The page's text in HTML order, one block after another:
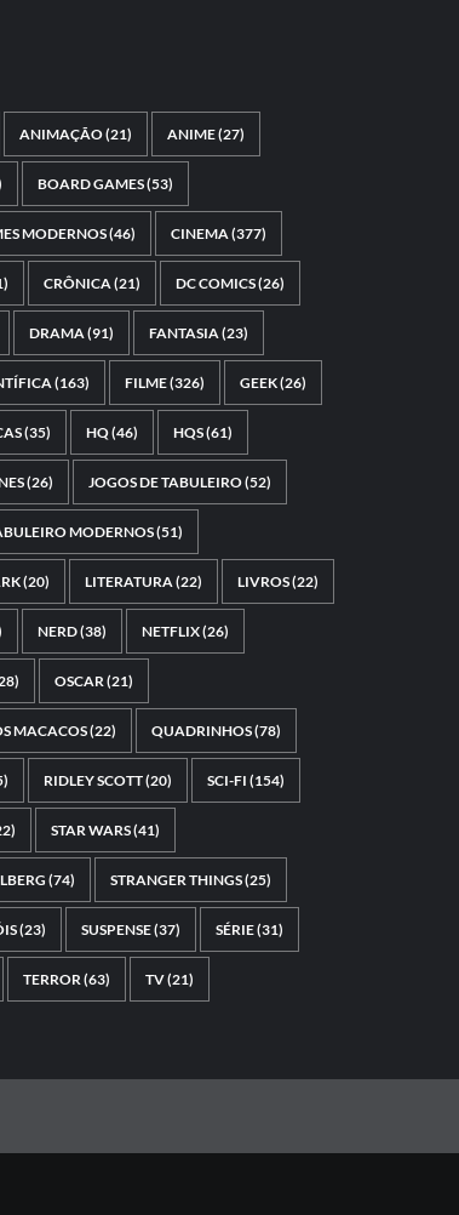
ANIMAÇÃO(21) ANIME(27)
BOARD GAMES(53)
MODERNOS(46) CINEMA (377)
CRÔNICA (21) DC COMICS(26)
DRAMA (91) FANTASIA (23)
(163) FILME(326) GEEK(26)
(35) HQ(46) HQS(61)
(26) JOGOS DE TABULEIRO(52)
MODERNOS(51)
(20) LITERATURA (22) LIVROS(22)
NERD(38) NETFLIX(26)
OSCAR (21)
MACACOS(22) QUADRINHOS(78)
RIDLEY SCOTT(20) SCI-FI (154)
STAR WARS(41)
(74) STRANGER THINGS(25)
(23) SUSPENSE(37) SÉRIE(31)
TERROR (63) TV(21)